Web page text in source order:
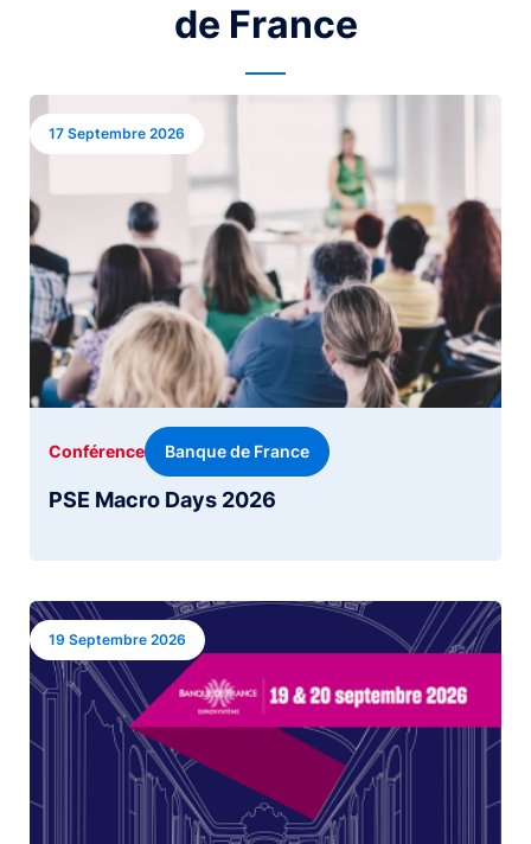
de France
Image
17 Septembre 2026
PSE Macro Days 2026
Conférence Banque de France
Image
19 Septembre 2026